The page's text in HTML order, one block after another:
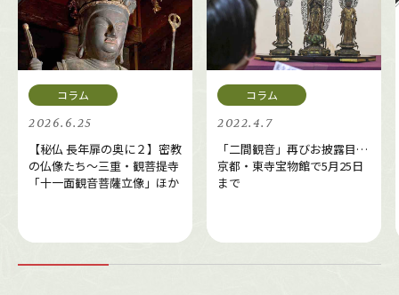
2026.6.25
【秘仏 長年扉の奥に２】密教
の仏像たち～三重・観菩提寺
「十一面観音菩薩立像」ほか
2022.4.7
「二間観音」再びお披露目…
京都・東寺宝物館で5月25日
まで